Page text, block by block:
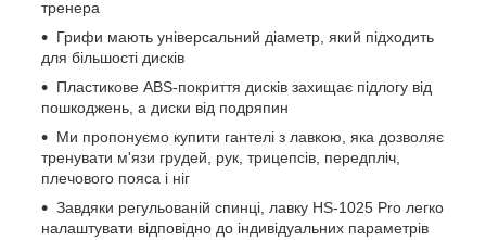
тренера
Грифи мають універсальний діаметр, який підходить
для більшості дисків
Пластикове ABS-покриття дисків захищає підлогу від
пошкоджень, а диски від подряпин
Ми пропонуємо купити гантелі з лавкою, яка дозволяє
тренувати м'язи грудей, рук, трицепсів, передпліч,
плечового пояса і ніг
Завдяки регульованій спинці, лавку HS-1025 Pro легко
налаштувати відповідно до індивідуальних параметрів